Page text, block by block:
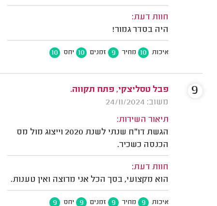
חוות דעת:
היה בסדר גמור!
איכות 10 מחיר 9 זמנים 10 יחס 10
פבל טסליצקי, פתח תקווה.
משוב: 24/11/2024
תיאור השירות:
הגשת דו"ח שנתי לשנת 2020 וייצוג מול מס
הכנסה כשכיר.
חוות דעת:
הוא מקצועי, בסך הכל אני מרוצה ואין טענות.
איכות 9 מחיר 9 זמנים 9 יחס 9
9